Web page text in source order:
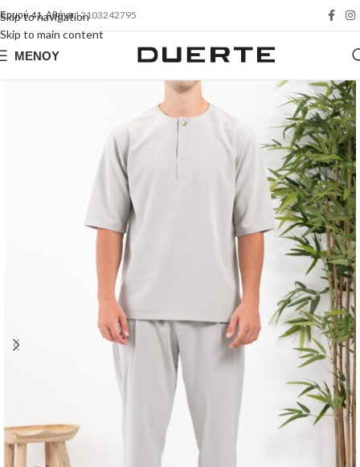
Skip to navigation
Skip to main content
Ερμού 41, Αθήνα| 2103242795
ΜΕΝΟΎ